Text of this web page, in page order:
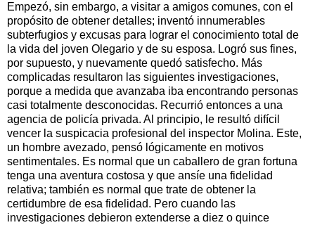
Empezó, sin embargo, a visitar a amigos comunes, con el
propósito de obtener detalles; inventó innumerables
subterfugios y excusas para lograr el conocimiento total de
la vida del joven Olegario y de su esposa. Logró sus fines,
por supuesto, y nuevamente quedó satisfecho. Más
complicadas resultaron las siguientes investigaciones,
porque a medida que avanzaba iba encontrando personas
casi totalmente desconocidas. Recurrió entonces a una
agencia de policía privada. Al principio, le resultó difícil
vencer la suspicacia profesional del inspector Molina. Este,
un hombre avezado, pensó lógicamente en motivos
sentimentales. Es normal que un caballero de gran fortuna
tenga una aventura costosa y que ansíe una fidelidad
relativa; también es normal que trate de obtener la
certidumbre de esa fidelidad. Pero cuando las
investigaciones debieron extenderse a diez o quince